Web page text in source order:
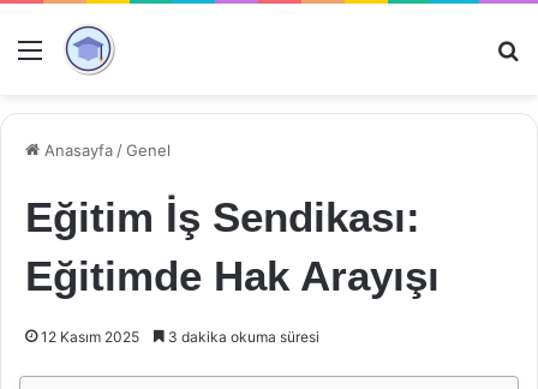
Menü
Anasayfa /Genel
Eğitim İş Sendikası:
Eğitimde Hak Arayışı
12 Kasım 2025 3 dakika okuma süresi